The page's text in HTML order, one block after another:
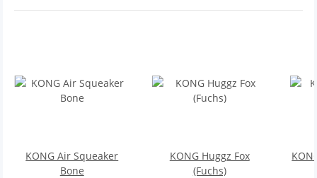
KONG Air Squeaker
Bone
KONG Huggz Fox
(Fuchs)